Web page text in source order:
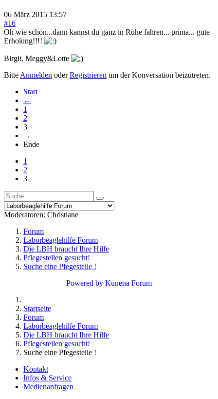
06 März 2015 13:57
#16
Oh wie schön...dann kannst du ganz in Ruhe fahren... prima... gute
Erholung!!!!
Birgit, Meggy&Lotte
Bitte Anmelden oderRegistrieren um der Konversation beizutreten.
Start
←
1
2
3
→
Ende
1
2
3
Moderatoren: Christiane
Forum
Laborbeaglehilfe Forum
Die LBH braucht Ihre Hilfe
Pflegestellen gesucht!
Suche eine Pfegestelle !
Powered by Kunena Forum
Startseite
Forum
Laborbeaglehilfe Forum
Die LBH braucht Ihre Hilfe
Pflegestellen gesucht!
Suche eine Pfegestelle !
Kontakt
Infos & Service
Medienanfragen